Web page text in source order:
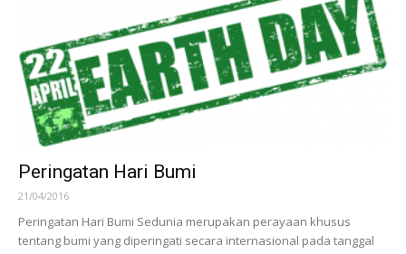
Peringatan Hari Bumi
21/04/2016
Peringatan Hari Bumi Sedunia merupakan perayaan khusus
tentang bumi yang diperingati secara internasional pada tanggal